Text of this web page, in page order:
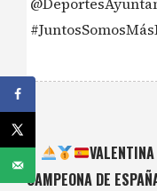
CAMPEONA DE